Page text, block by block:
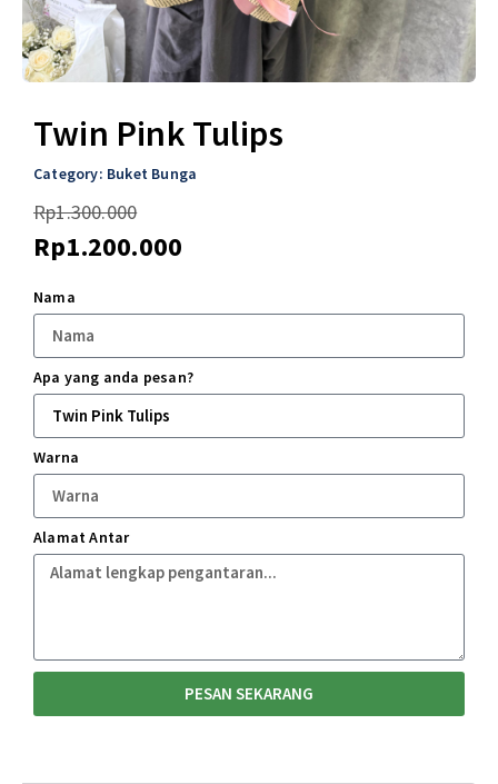
Twin Pink Tulips
Category: Buket Bunga
Rp1.300.000
Rp1.200.000
Nama
Apa yang anda pesan?
Warna
Alamat Antar
PESAN SEKARANG